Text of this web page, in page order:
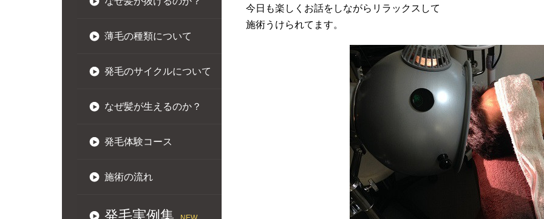
薄毛の種類について
発毛のサイクルについて
なぜ髪が生えるのか？
発毛体験コース
施術の流れ
発毛実例集
今日も楽しくお話をしながらリラックスして
施術うけられてます。